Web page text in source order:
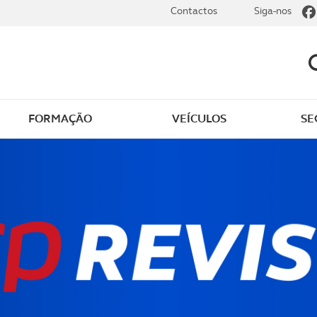
ACP
Autocaravanas:
desvantagens
FORMAÇÃO VEÍCULOS
Contactos Siga-nos